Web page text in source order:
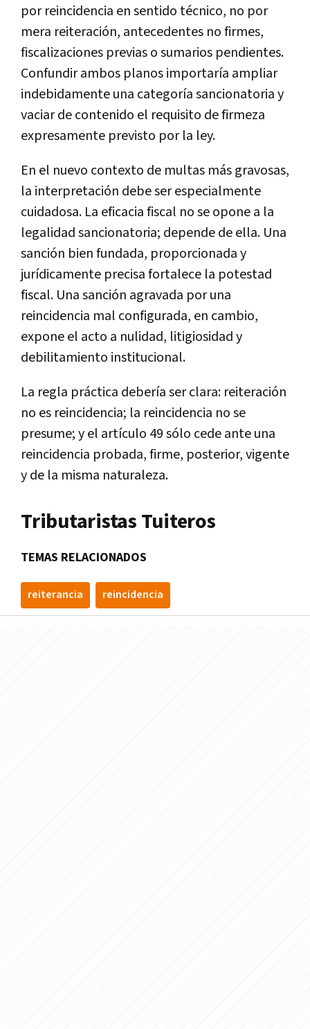
por reincidencia en sentido técnico, no por
mera reiteración, antecedentes no firmes,
fiscalizaciones previas o sumarios pendientes.
Confundir ambos planos importaría ampliar
indebidamente una categoría sancionatoria y
vaciar de contenido el requisito de firmeza
expresamente previsto por la ley.
En el nuevo contexto de multas más gravosas,
la interpretación debe ser especialmente
cuidadosa. La eficacia fiscal no se opone a la
legalidad sancionatoria; depende de ella. Una
sanción bien fundada, proporcionada y
jurídicamente precisa fortalece la potestad
fiscal. Una sanción agravada por una
reincidencia mal configurada, en cambio,
expone el acto a nulidad, litigiosidad y
debilitamiento institucional.
La regla práctica debería ser clara: reiteración
no es reincidencia; la reincidencia no se
presume; y el artículo 49 sólo cede ante una
reincidencia probada, firme, posterior, vigente
y de la misma naturaleza.
Tributaristas Tuiteros
TEMAS RELACIONADOS
reiterancia reincidencia